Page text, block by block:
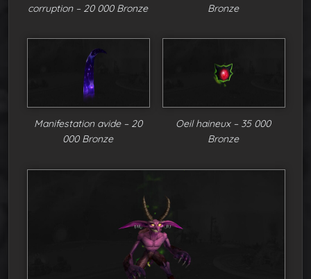
corruption – 20 000 Bronze
Bronze
Manifestation avide – 20
000 Bronze
Oeil haineux – 35 000
Bronze